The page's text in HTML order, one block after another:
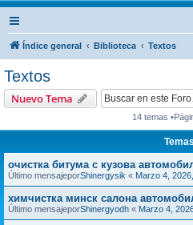
Índice general Biblioteca Textos
Textos
Nuevo Tema
14 temas
Temas
очистка битума с кузова
Último mensajeporShinergysik « Marzo 4,
химчистка минск салона
Último mensajeporShinergyodh « Marzo 4,